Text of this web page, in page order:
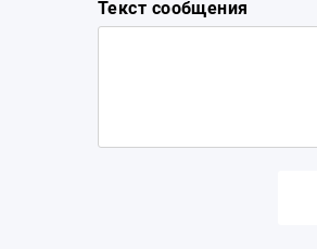
Текст сообщения